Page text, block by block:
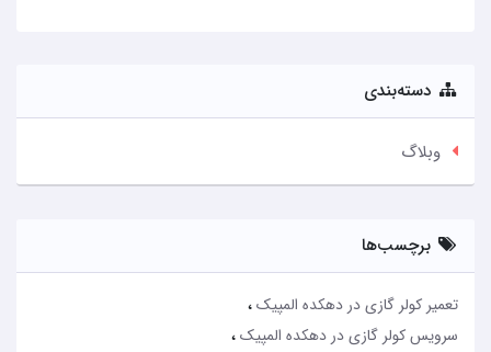
دسته‌بندی
وبلاگ
برچسب‌ها
تعمیر کولر گازی در دهکده المپیک
سرویس کولر گازی در دهکده المپیک